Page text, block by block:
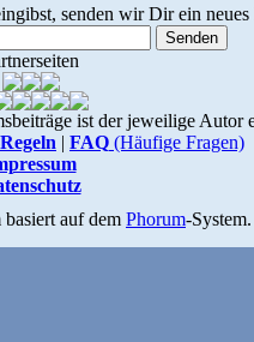
senden wir Dir ein
ist der jeweilige Autor
| FAQ (Häufige Fragen)
auf dem Phorum-System.